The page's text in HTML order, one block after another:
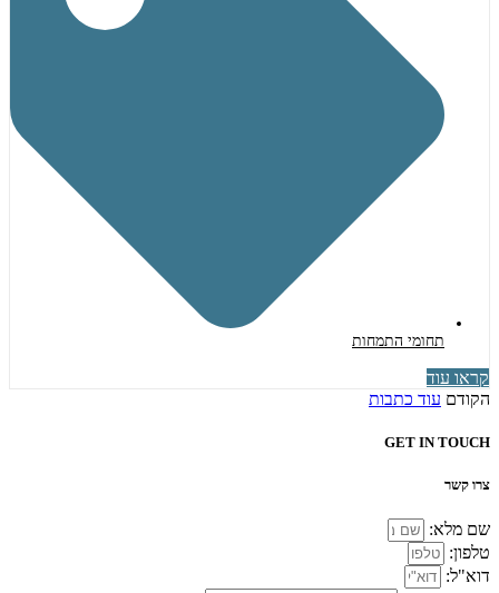
תחומי התמחות
קראו עוד
הקודם עוד כתבות
GET IN TOUCH
צרו קשר
שם מלא:
טלפון:
דוא"ל: